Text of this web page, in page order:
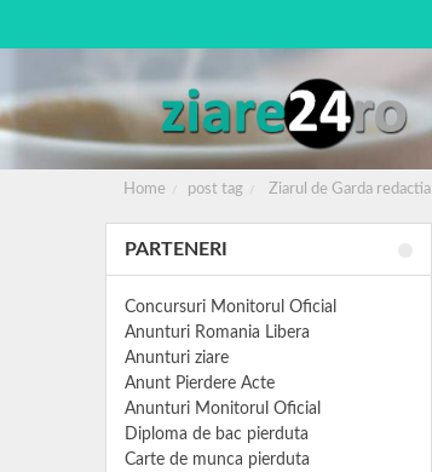
Home post tag Ziarul de Garda redactia
PARTENERI
Concursuri Monitorul Oficial
Anunturi Romania Libera
Anunturi ziare
Anunt Pierdere Acte
Anunturi Monitorul Oficial
Diploma de bac pierduta
Carte de munca pierduta